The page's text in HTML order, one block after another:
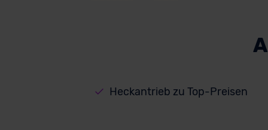
Heckantrieb zu Top-Preisen